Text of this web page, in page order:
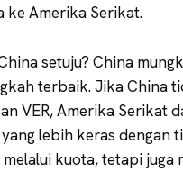
ke Amerika Serikat.
setuju? China
terbaik. Jika China
VER, Amerika Serikat
lebih keras dengan
kuota, tetapi juga